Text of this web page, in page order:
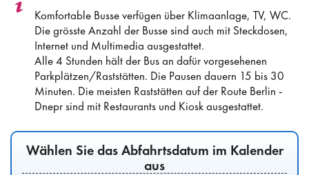
Komfortable Busse verfügen über Klimaanlage, TV, WC.
Die grösste Anzahl der Busse sind auch mit Steckdosen,
Internet und Multimedia ausgestattet.
Alle 4 Stunden hält der Bus an dafür vorgesehenen
Parkplätzen/Raststätten. Die Pausen dauern 15 bis 30
Minuten. Die meisten Raststätten auf der Route Berlin -
Dnepr sind mit Restaurants und Kiosk ausgestattet.
Wählen Sie das Abfahrtsdatum im Kalender
aus